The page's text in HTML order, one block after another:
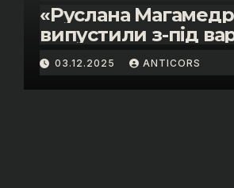
«Руслана
випустили з-під
відбувалось у залі
03.12.2025 ANTICORS